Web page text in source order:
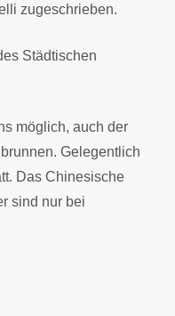
zugeschrieben.
Städtischen
möglich, auch der
Gelegentlich
Das Chinesische
sind nur bei